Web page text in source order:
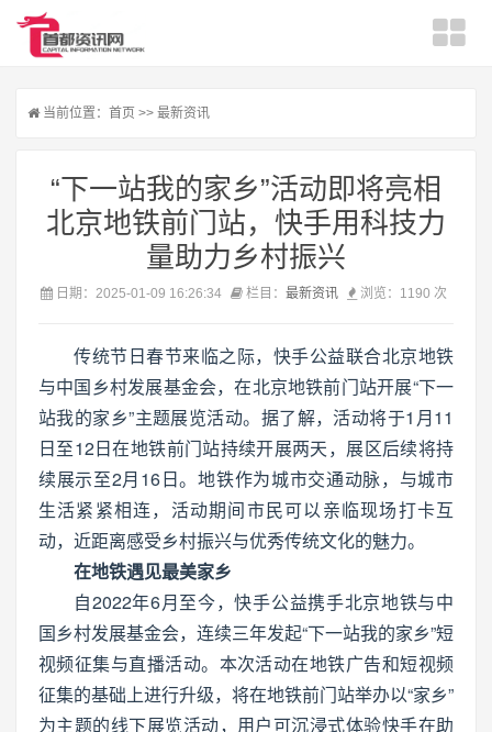
当前位置： 首页 >> 最新资讯
“下一站我的家乡”活动即将亮相
北京地铁前门站，快手用科技力
量助力乡村振兴
日期：2025-01-09 16:26:34 栏目： 最新资讯 浏览：1190 次
传统节日春节来临之际，快手公益联合北京地铁
与中国乡村发展基金会，在北京地铁前门站开展“下一
站我的家乡”主题展览活动。据了解，活动将于1月11
日至12日在地铁前门站持续开展两天，展区后续将持
续展示至2月16日。地铁作为城市交通动脉，与城市
生活紧紧相连，活动期间市民可以亲临现场打卡互
动，近距离感受乡村振兴与优秀传统文化的魅力。
在地铁遇见最美家乡
自2022年6月至今，快手公益携手北京地铁与中
国乡村发展基金会，连续三年发起“下一站我的家乡”短
视频征集与直播活动。本次活动在地铁广告和短视频
征集的基础上进行升级，将在地铁前门站举办以“家乡”
为主题的线下展览活动，用户可沉浸式体验快手在助